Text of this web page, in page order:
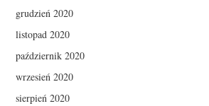
grudzień 2020
listopad 2020
październik 2020
wrzesień 2020
sierpień 2020